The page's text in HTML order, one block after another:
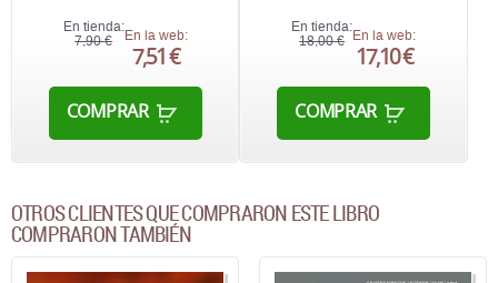
En tienda:
7,90 €
En la web:
7,51 €
COMPRAR
En tienda:
18,00 € En la web:
17,10 €
COMPRAR
OTROS CLIENTES QUE COMPRARON ESTE LIBRO
COMPRARON TAMBIÉN